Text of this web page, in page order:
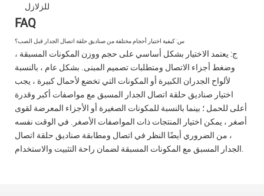
FAQ
س: كيفية اختيار أحجام مختلفة من صناديق حلقة اتصال الجدار قبل الصب؟
ج: يعتمد الاختيار بشكل أساسي على حجم ووزن المكونات المسبقة ،
وضغط أجزاء الاتصال ومتطلبات تصميم المبنى. بشكل عام ، بالنسبة
لألواح الجدران الكبيرة أو المكونات التي تخضع لأحمال كبيرة ، يجب
اختيار صناديق حلقة اتصال الجدار المسبق مع مواصفات أكبر وقدرة
أعلى للحمل ؛ بينما بالنسبة للمكونات الصغيرة أو الأجزاء المعرضة لقوى
أصغر ، يمكن اختيار المنتجات ذات المواصفات الأصغر. في الوقت نفسه
، من الضروري أيضًا النظر في اتصال ومطابقة صناديق حلقة اتصال
الجدار المسبق مع المكونات المسبقة لضمان راحة التثبيت والاستخدام.